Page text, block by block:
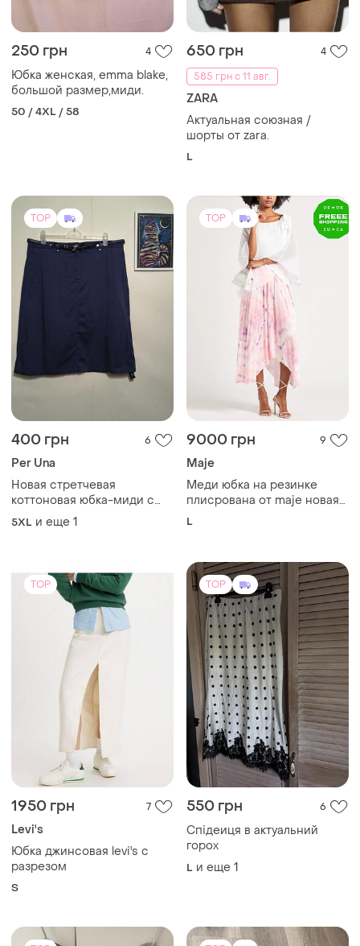
250 грн 4
Юбка женская, emma blake,
большой размер,миди.
50 / 4XL / 58
650 грн
4
585 грн с 11 авг.
ZARA
Актуальная союзная /
шорты от zara.
L
TOP
400 грн 6
Per Una
Новая стретчевая
коттоновая юбка-миди с
ремнем, большой размер,
батал, per una.
5XL и еще 1
TOP
9000 грн 9
Maje
Меди юбка на резинке
плисрована от maje новая
оригинал
L
TOP
1950 грн 7
Levi's
Юбка джинсовая levi's с
разрезом
S
TOP
550 грн 6
Спідеиця в актуальний
горох
L и еще 1